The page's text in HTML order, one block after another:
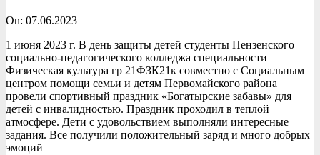
On: 07.06.2023
1 июня 2023 г. В день защиты детей студенты Пензенского
социально-педагогического колледжа специальности
Физическая культура гр 21ФЗК21к совместно с Социальным
центром помощи семьи и детям Первомайского района
провели спортивный праздник «Богатырские забавы» для
детей с инвалидностью. Праздник проходил в теплой
атмосфере. Дети с удовольствием выполняли интересные
задания. Все получили положительный заряд и много добрых
эмоций